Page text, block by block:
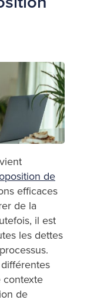
de
efficaces
de la
il est
les dettes
contexte
de